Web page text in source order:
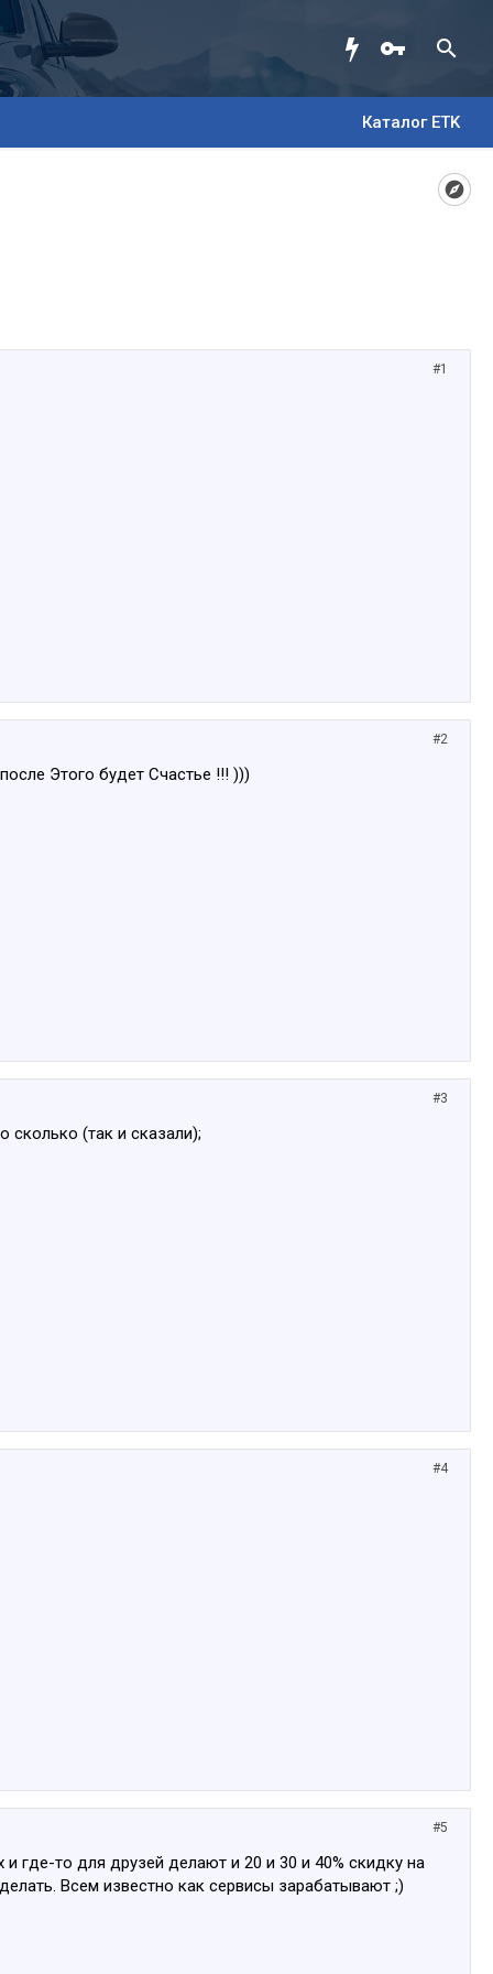
Каталог ETK
#1
#2
Этого будет Счастье !!! )))
#3
сколько (так и сказали);
#4
#5
где-то для друзей делают и 20 и 30 и 40% скидку на
Всем известно как сервисы зарабатывают ;)